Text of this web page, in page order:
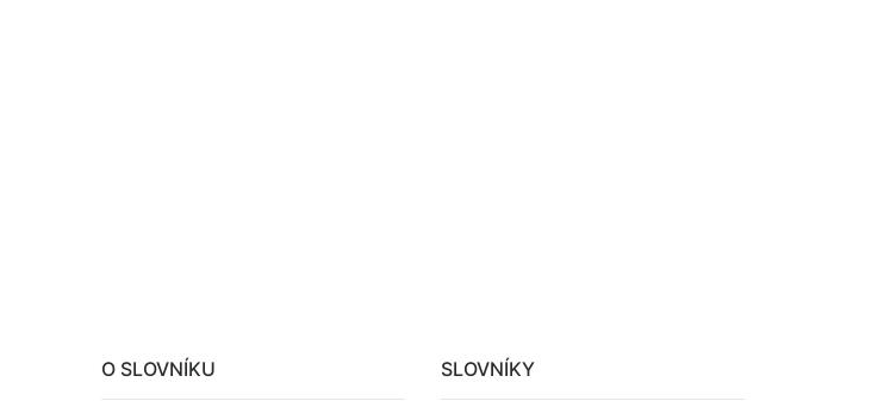
O SLOVNÍKU SLOVNÍKY